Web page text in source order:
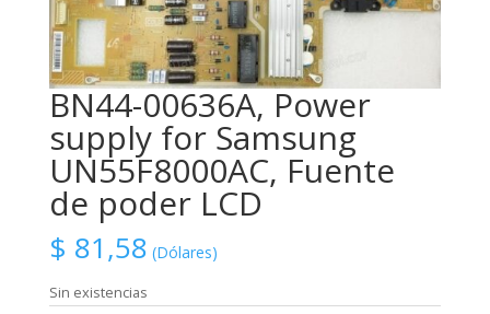
BN44-00636A, Power
supply for Samsung
UN55F8000AC, Fuente
de poder LCD
$ 81,58 (Dólares)
Sin existencias